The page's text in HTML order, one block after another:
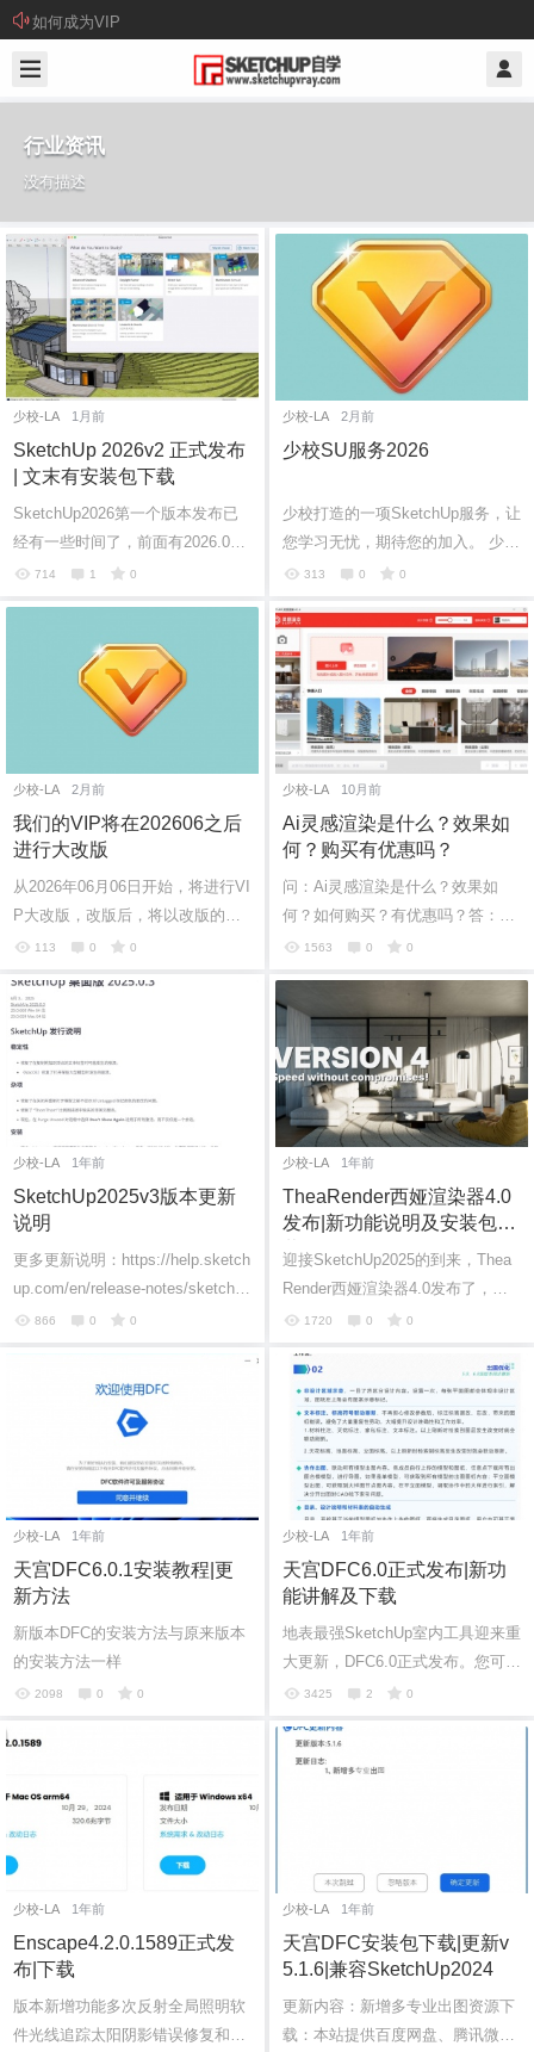
如何成为VIP
行业资讯
没有描述
少校-LA 1月前
SketchUp 2026v2 正式发布
| 文末有安装包下载
SketchUp2026第一个版本发布已
经有一些时间了，前面有2026.0版
本、2026.1版本、2026.1.2版本、2
714 1 0
少校-LA 2月前
少校SU服务2026
少校打造的一项SketchUp服务，让
您学习无忧，期待您的加入。 少校
微信号1：sketchupvray 少校微信
sketc...
313 0 0
少校-LA 2月前
我们的VIP将在202606之后
进行大改版
从2026年06月06日开始，将进行VI
P大改版，改版后，将以改版的为
准。欢迎大家购买少校的VIP服
113 0 0
少校-LA 10月前
Ai灵感渲染是什么？效果如
何？购买有优惠吗？
问：Ai灵感渲染是什么？效果如
何？如何购买？有优惠吗？答：Ai
灵感渲染是什么？是SUAPP推出
您购买AI工具...
1563 0 0
少校-LA 1年前
SketchUp2025v3版本更新
说明
更多更新说明：https://help.sketch
up.com/en/release-notes/sketchup
-desktop-202503
866 0 0
少校-LA 1年前
TheaRender西娅渲染器4.0
发布|新功能说明及安装包下
载
迎接SketchUp2025的到来，Thea
Render西娅渲染器4.0发布了，目
前支持最新的SketchUp2024版
1720 0 0
少校-LA 1年前
天宫DFC6.0.1安装教程|更
新方法
新版本DFC的安装方法与原来版本
的安装方法一样
2098 0 0
少校-LA 1年前
天宫DFC6.0正式发布|新功
能讲解及下载
地表最强SketchUp室内工具迎来重
大更新，DFC6.0正式发布。您可能
还在用5.0版本都没有听到任何6.0
241206...
3425 2 0
少校-LA 1年前
Enscape4.2.0.1589正式发
布|下载
版本新增功能多次反射全局照明软
件光线追踪太阳阴影错误修复和稳
少校-LA 1年前
天宫DFC安装包下载|更新v
5.1.6|兼容SketchUp2024
更新内容：新增多专业出图资源下
载：本站提供百度网盘、腾讯微云
您没有权限发布内容，请购买会员或者提升权
6位以上
找回